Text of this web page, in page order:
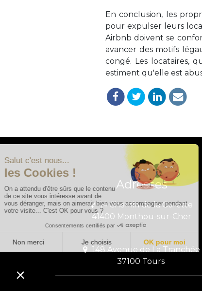
En conclusion, les
pour expulser leurs
Airbnb doivent se
avancer des motifs
congé. Les locataires,
estiment qu'elle est
Adresses
14 Chemin de la Garette
41400 Monthou-sur-Cher
148 Avenue de La Tranchée
37100 Tours